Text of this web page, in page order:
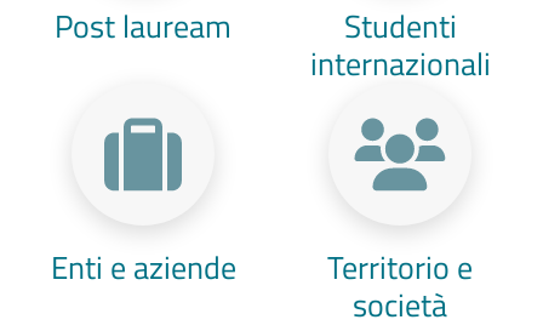
Post lauream Studenti
internazionali
Enti e aziende Territorio e
società